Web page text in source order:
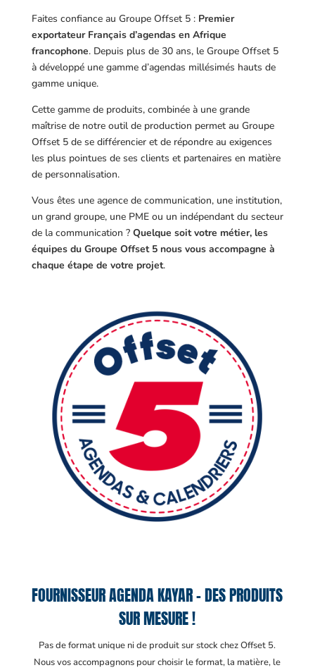
Faites confiance au Groupe Offset 5 : Premier
exportateur Français d’agendas en Afrique
francophone. Depuis plus de 30 ans, le Groupe Offset 5
à développé une gamme d’agendas millésimés hauts de
gamme unique.
Cette gamme de produits, combinée à une grande
maîtrise de notre outil de production permet au Groupe
Offset 5 de se différencier et de répondre au exigences
les plus pointues de ses clients et partenaires en matière
de personnalisation.
Vous êtes une agence de communication, une institution,
un grand groupe, une PME ou un indépendant du secteur
de la communication ? Quelque soit votre métier, les
équipes du Groupe Offset 5 nous vous accompagne à
chaque étape de votre projet.
FOURNISSEUR AGENDA KAYAR – DES PRODUITS
SUR MESURE !
Pas de format unique ni de produit sur stock chez Offset 5.
Nous vos accompagnons pour choisir le format, la matière, le